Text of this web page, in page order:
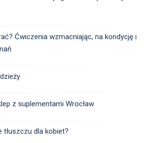
Ćwiczenia wzmacniając, na kondycję i
z suplementami Wrocław
tłuszczu dla kobiet?